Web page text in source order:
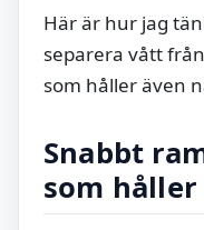
Här är hur jag
separera vått
som håller även
Snabbt
som